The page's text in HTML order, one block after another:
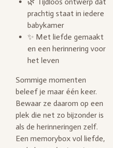
prachtig staat in iedere
babykamer
✨ Met liefde gemaakt
en een herinnering voor
het leven
Sommige momenten
beleef je maar één keer.
Bewaar ze daarom op een
plek die net zo bijzonder is
als de herinneringen zelf.
Een memorybox vol liefde,